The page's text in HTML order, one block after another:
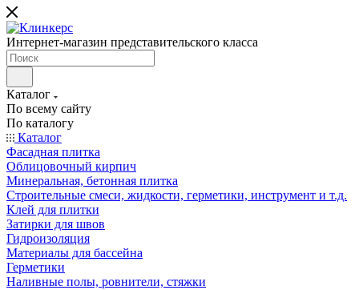
Интернет-магазин представительского класса
Каталог
По всему сайту
По каталогу
Каталог
Фасадная плитка
Облицовочный кирпич
Минеральная, бетонная плитка
Строительные смеси, жидкости, герметики, инструмент и т.д.
Клей для плитки
Затирки для швов
Гидроизоляция
Материалы для бассейна
Герметики
Наливные полы, ровнители, стяжки